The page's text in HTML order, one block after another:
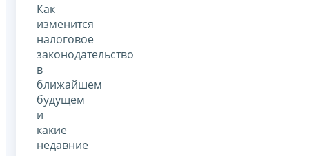
Как
изменится
налоговое
законодательство
в
ближайшем
будущем
и
какие
недавние